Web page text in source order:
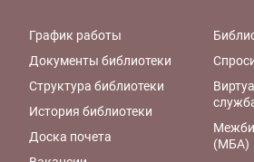
График работы
Документы библиотеки
Структура библиотеки
История библиотеки
Доска почета
(МБА)